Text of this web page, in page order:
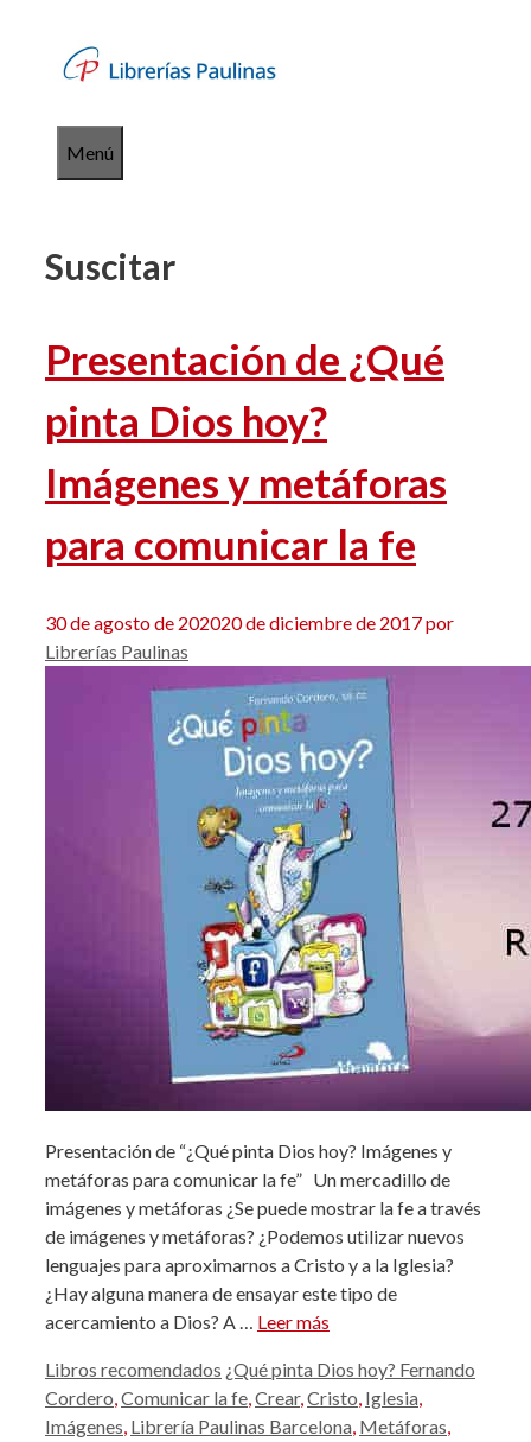
contenido
Menú
Suscitar
Presentación de ¿Qué
pinta Dios hoy?
Imágenes y metáforas
para comunicar la fe
30 de agosto de 202020 de diciembre de 2017por
Librerías Paulinas
Presentación de “¿Qué pinta Dios hoy? Imágenes y
metáforas para comunicar la fe” Un mercadillo de
imágenes y metáforas ¿Se puede mostrar la fe a través
de imágenes y metáforas? ¿Podemos utilizar nuevos
lenguajes para aproximarnos a Cristo y a la Iglesia?
¿Hay alguna manera de ensayar este tipo de
acercamiento a Dios? A … Leer más
Categorías
Libros recomendados Etiquetas
¿Qué pinta Dios hoy? Fernando
Cordero,Comunicar la fe,Crear,Cristo, Iglesia,
Imágenes, Librería Paulinas Barcelona, Metáforas,